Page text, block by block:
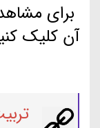
برای
آن کلیک